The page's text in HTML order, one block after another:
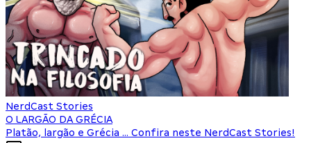
NerdCast Stories
O LARGÃO DA GRÉCIA
Platão, largão e Grécia ... Confira neste NerdCast Stories!